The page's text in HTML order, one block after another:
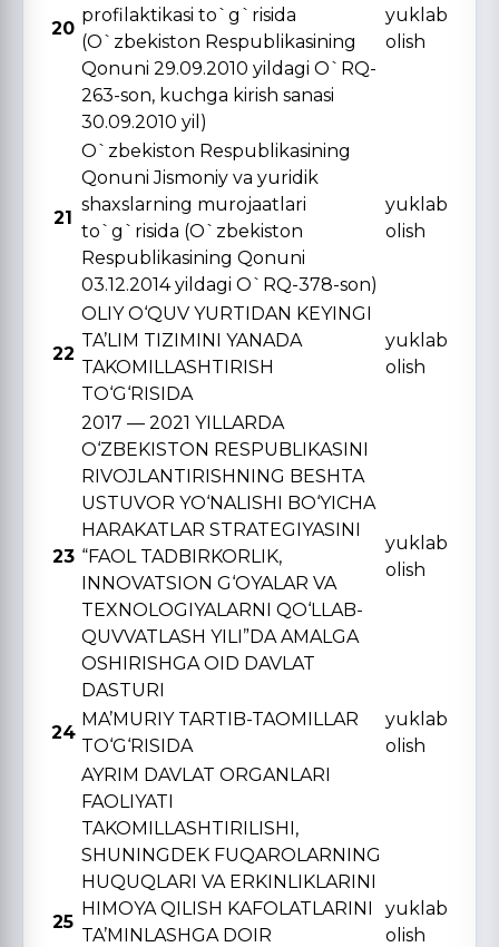
20
profilaktikasi to`g`risida
(O`zbekiston Respublikasining
Qonuni 29.09.2010 yildagi O`RQ-
263-son, kuchga kirish sanasi
30.09.2010 yil)
yuklab
olish
21
O`zbekiston Respublikasining
Qonuni Jismoniy va yuridik
shaxslarning murojaatlari
to`g`risida (O`zbekiston
Respublikasining Qonuni
03.12.2014 yildagi O`RQ-378-son)
yuklab
olish
22
OLIY O‘QUV YURTIDAN KЕYINGI
TA’LIM TIZIMINI YANADA
TAKOMILLASHTIRISH
TO‘G‘RISIDA
yuklab
olish
23
2017 — 2021 YILLARDA
O‘ZBЕKISTON RЕSPUBLIKASINI
RIVOJLANTIRISHNING BЕSHTA
USTUVOR YO‘NALISHI BO‘YICHA
HARAKATLAR STRATЕGIYASINI
“FAOL TADBIRKORLIK,
INNOVATSION G‘OYALAR VA
TЕXNOLOGIYALARNI QO‘LLAB-
QUVVATLASH YILI”DA AMALGA
OSHIRISHGA OID DAVLAT
DASTURI
yuklab
olish
24
MA’MURIY TARTIB-TAOMILLAR
TO‘G‘RISIDA
yuklab
olish
25
AYRIM DAVLAT ORGANLARI
FAOLIYATI
TAKOMILLASHTIRILISHI,
SHUNINGDЕK FUQAROLARNING
HUQUQLARI VA ERKINLIKLARINI
HIMOYA QILISH KAFOLATLARINI
TA’MINLASHGA DOIR
yuklab
olish